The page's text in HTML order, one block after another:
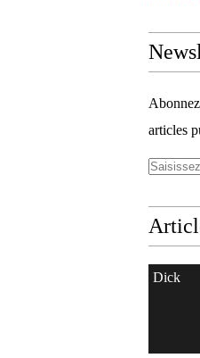
articles
Dick